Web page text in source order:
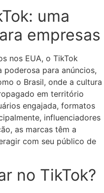
uma
empresas
nos EUA, o TikTok
para anúncios,
o Brasil, onde a cultura
em território
engajada, formatos
influenciadores
as marcas têm a
com seu público de
no TikTok?